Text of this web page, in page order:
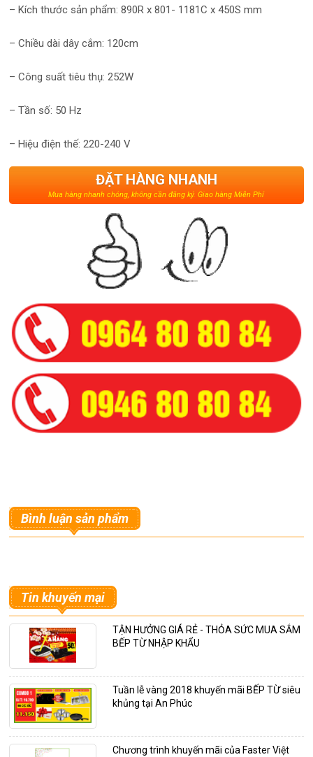
– Kích thước sản phẩm: 890R x 801- 1181C x 450S mm
– Chiều dài dây cắm: 120cm
– Công suất tiêu thụ: 252W
– Tần số: 50 Hz
– Hiệu điện thế: 220-240 V
ĐẶT HÀNG NHANH
Mua hàng nhanh chóng, không cần đăng ký. Giao hàng Miễn Phí
Bình luận sản phẩm
Tin khuyến mại
TẬN HƯỞNG GIÁ RẺ - THỎA SỨC MUA SẮM
BẾP TỪ NHẬP KHẨU
Tuần lễ vàng 2018 khuyến mãi BẾP TỪ siêu
khủng tại An Phúc
Chương trình khuyến mãi của Faster Việt